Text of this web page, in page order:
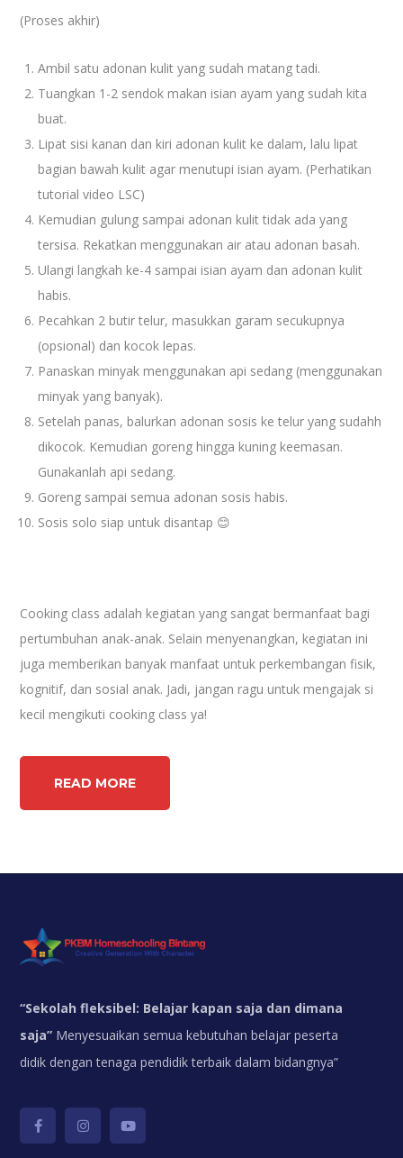
(Proses akhir)
Ambil satu adonan kulit yang sudah matang tadi.
Tuangkan 1-2 sendok makan isian ayam yang sudah kita
buat.
Lipat sisi kanan dan kiri adonan kulit ke dalam, lalu lipat
bagian bawah kulit agar menutupi isian ayam. (Perhatikan
tutorial video LSC)
Kemudian gulung sampai adonan kulit tidak ada yang
tersisa. Rekatkan menggunakan air atau adonan basah.
Ulangi langkah ke-4 sampai isian ayam dan adonan kulit
habis.
Pecahkan 2 butir telur, masukkan garam secukupnya
(opsional) dan kocok lepas.
Panaskan minyak menggunakan api sedang (menggunakan
minyak yang banyak).
Setelah panas, balurkan adonan sosis ke telur yang sudahh
dikocok. Kemudian goreng hingga kuning keemasan.
Gunakanlah api sedang.
Goreng sampai semua adonan sosis habis.
Sosis solo siap untuk disantap 😊
Cooking class adalah kegiatan yang sangat bermanfaat bagi
pertumbuhan anak-anak. Selain menyenangkan, kegiatan ini
juga memberikan banyak manfaat untuk perkembangan fisik,
kognitif, dan sosial anak. Jadi, jangan ragu untuk mengajak si
kecil mengikuti cooking class ya!
READ MORE
“Sekolah fleksibel: Belajar kapan saja dan dimana
saja” Menyesuaikan semua kebutuhan belajar peserta
didik dengan tenaga pendidik terbaik dalam bidangnya”